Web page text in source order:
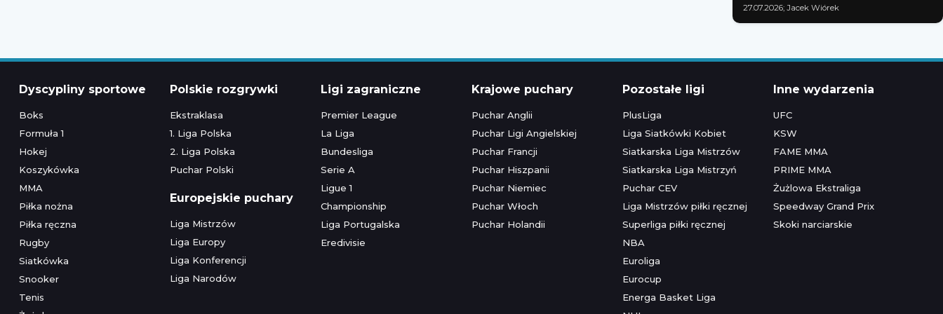
27.07.2026; Jacek Wiórek
Dyscypliny sportowe
Boks
Formuła 1
Hokej
Koszykówka
MMA
Piłka nożna
Piłka ręczna
Rugby
Siatkówka
Snooker
Tenis
Polskie rozgrywki
Ekstraklasa
1. Liga Polska
2. Liga Polska
Puchar Polski
Europejskie puchary
Liga Mistrzów
Liga Europy
Liga Konferencji
Liga Narodów
Ligi zagraniczne
Premier League
La Liga
Bundesliga
Serie A
Ligue 1
Championship
Liga Portugalska
Eredivisie
Krajowe puchary
Puchar Anglii
Puchar Ligi Angielskiej
Puchar Francji
Puchar Hiszpanii
Puchar Niemiec
Puchar Włoch
Puchar Holandii
Pozostałe ligi
PlusLiga
Liga Siatkówki Kobiet
Siatkarska Liga Mistrzów
Siatkarska Liga Mistrzyń
Puchar CEV
Liga Mistrzów piłki ręcznej
Superliga piłki ręcznej
NBA
Euroliga
Eurocup
Energa Basket Liga
Inne wydarzenia
UFC
KSW
FAME MMA
PRIME MMA
Żużlowa Ekstraliga
Speedway Grand Prix
Skoki narciarskie